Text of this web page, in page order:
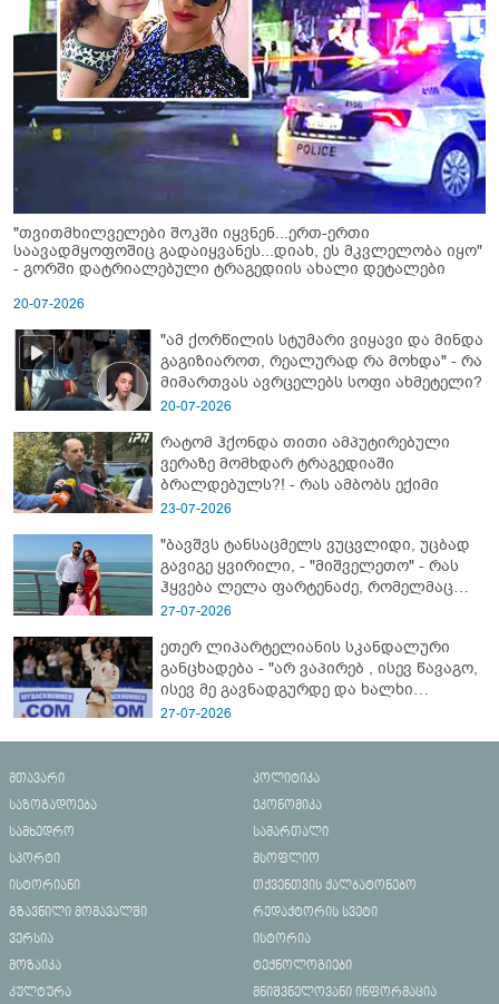
"თვითმხილველები შოკში იყვნენ...ერთ-ერთი
საავადმყოფოშიც გადაიყვანეს...დიახ, ეს მკვლელობა იყო"
- გორში დატრიალებული ტრაგედიის ახალი დეტალები
20-07-2026
"ამ ქორწილის სტუმარი ვიყავი და მინდა
გაგიზიაროთ, რეალურად რა მოხდა" - რა
მიმართვას ავრცელებს სოფი ახმეტელი?
20-07-2026
რატომ ჰქონდა თითი ამპუტირებული
ვერაზე მომხდარ ტრაგედიაში
ბრალდებულს?! - რას ამბობს ექიმი
23-07-2026
"ბავშვს ტანსაცმელს ვუცვლიდი, უცბად
გავიგე ყვირილი, - "მიშველეთო" - რას
ჰყვება ლელა ფარტენაძე, რომელმაც
ბათუმში 16 წლის ბიჭი ზღვაში
27-07-2026
ეთერ ლიპარტელიანის სკანდალური
განცხადება - "არ ვაპირებ , ისევ წავაგო,
ისევ მე გავნადგურდე და ხალხი
მშვიდად იყოს, თავის სკამებს
27-07-2026
მთავარი
პოლიტიკა
საზოგადოება
ეკონომიკა
სამხედრო
სამართალი
სპორტი
მსოფლიო
ისტორიანი
თქვენთვის ქალბატონებო
გზავნილი მომავალში
რედაქტორის სვეტი
ვერსია
ისტორია
მოზაიკა
ტექნოლოგიები
კულტურა
მნიშვნელოვანი ინფორმაცია